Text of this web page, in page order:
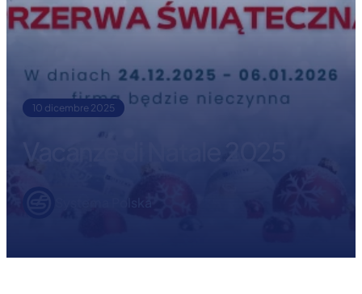
10 dicembre 2025
Vacanze di Natale 2025